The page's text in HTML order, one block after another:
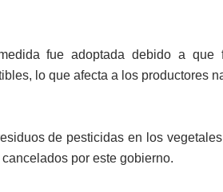
fue adoptada debido a que
lo que afecta a los productores
de pesticidas en los
por este gobierno.